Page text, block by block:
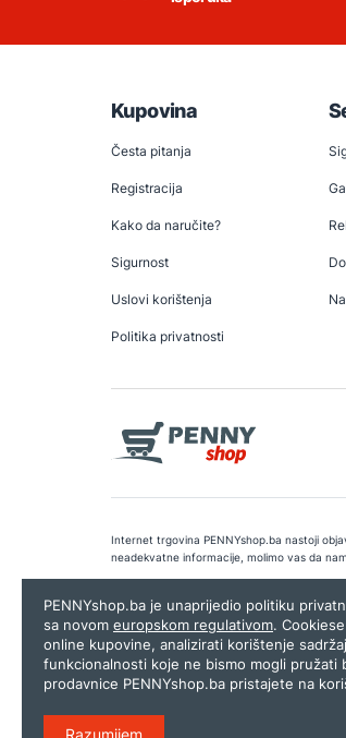
Kupovina
Česta pitanja
Registracija
Kako da naručite?
Sigurnost
Uslovi korištenja
Politika privatnosti
Internet trgovina PENNYshop.ba nastoji
neadekvatne informacije, molimo vas da
Copyright © 2026.Penny plus d.o.o.
PENNYshop.ba je unaprijedio politiku
sa novom europskom regulativom.
online kupovine, analizirati korištenje
funkcionalnosti koje ne bismo mogli pružati
prodavnice PENNYshop.ba pristajete na
Razumijem